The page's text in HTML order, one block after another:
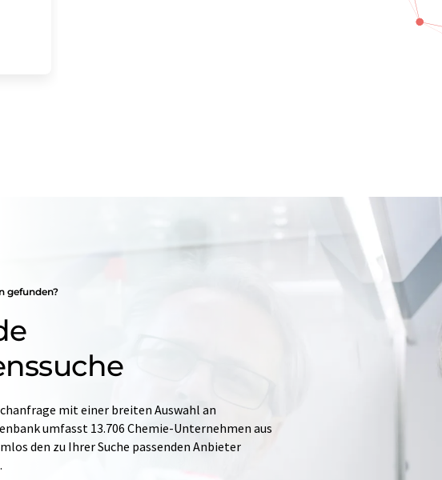
gefunden?
mit einer breiten Auswahl an
umfasst 13.706 Chemie-Unternehmen aus
den zu Ihrer Suche passenden Anbieter